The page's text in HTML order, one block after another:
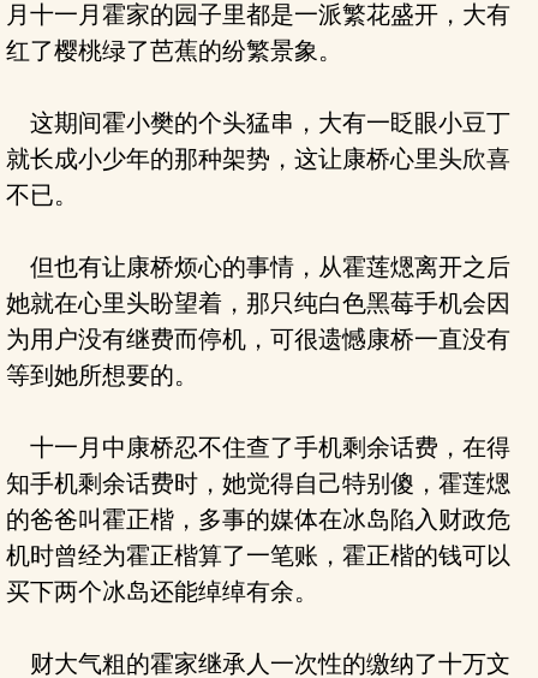
月十一月霍家的园子里都是一派繁花盛开，大有
红了樱桃绿了芭蕉的纷繁景象。
这期间霍小樊的个头猛串，大有一眨眼小豆丁
就长成小少年的那种架势，这让康桥心里头欣喜
不已。
但也有让康桥烦心的事情，从霍莲煾离开之后
她就在心里头盼望着，那只纯白色黑莓手机会因
为用户没有继费而停机，可很遗憾康桥一直没有
等到她所想要的。
十一月中康桥忍不住查了手机剩余话费，在得
知手机剩余话费时，她觉得自己特别傻，霍莲煾
的爸爸叫霍正楷，多事的媒体在冰岛陷入财政危
机时曾经为霍正楷算了一笔账，霍正楷的钱可以
买下两个冰岛还能绰绰有余。
财大气粗的霍家继承人一次性的缴纳了十万文